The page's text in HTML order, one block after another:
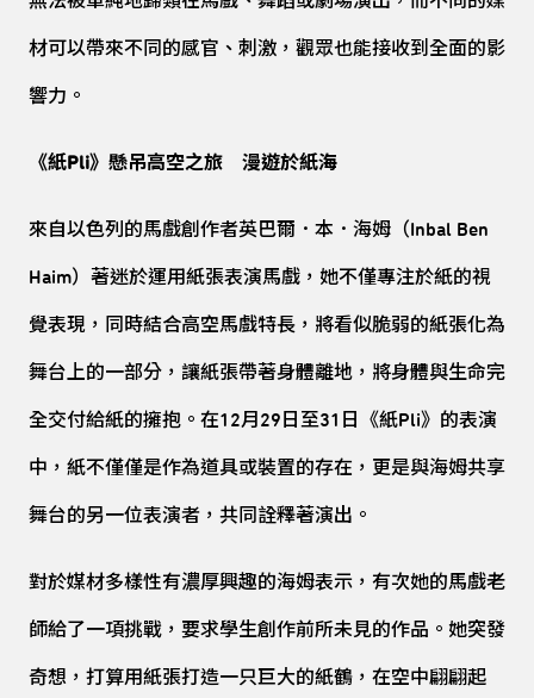
材可以帶來不同的感官、刺激，觀眾也能接收到全面的影
響力。
《紙Pli》懸吊高空之旅 漫遊於紙海
來自以色列的馬戲創作者英巴爾．本．海姆（Inbal Ben
Haim）著迷於運用紙張表演馬戲，她不僅專注於紙的視
覺表現，同時結合高空馬戲特長，將看似脆弱的紙張化為
舞台上的一部分，讓紙張帶著身體離地，將身體與生命完
全交付給紙的擁抱。在12月29日至31日《紙Pli》的表演
中，紙不僅僅是作為道具或裝置的存在，更是與海姆共享
舞台的另一位表演者，共同詮釋著演出。
對於媒材多樣性有濃厚興趣的海姆表示，有次她的馬戲老
師給了一項挑戰，要求學生創作前所未見的作品。她突發
奇想，打算用紙張打造一只巨大的紙鶴，在空中翩翩起